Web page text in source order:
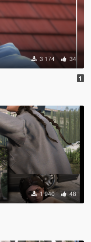
3 174 34
1
1 940 48